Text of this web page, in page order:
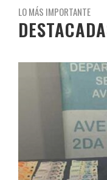
LO MÁS IMPORTANTE